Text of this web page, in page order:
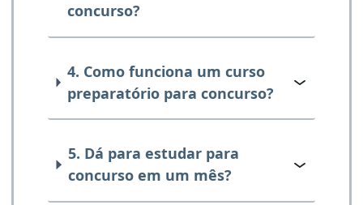
concurso?
4. Como funciona um curso
preparatório para concurso?
5. Dá para estudar para
concurso em um mês?